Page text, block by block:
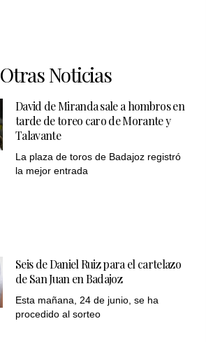
Otras Noticias
David de Miranda sale a hombros en
tarde de toreo caro de Morante y
Talavante
La plaza de toros de Badajoz registró
la mejor entrada
Seis de Daniel Ruiz para el cartelazo
de San Juan en Badajoz
Esta mañana, 24 de junio, se ha
procedido al sorteo